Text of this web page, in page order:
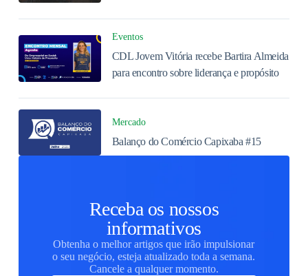
Eventos
CDL Jovem Vitória recebe Bartira Almeida
para encontro sobre liderança e propósito
Mercado
Balanço do Comércio Capixaba #15
Receba os nossos
informativos
Obtenha o melhor artigos que irão impulsionar
o seu negócio, esteja atualizado toda a semana.
Cancele a qualquer momento.